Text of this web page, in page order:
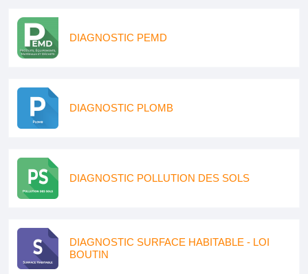
DIAGNOSTIC PEMD
DIAGNOSTIC PLOMB
DIAGNOSTIC POLLUTION DES SOLS
DIAGNOSTIC SURFACE HABITABLE - LOI
BOUTIN